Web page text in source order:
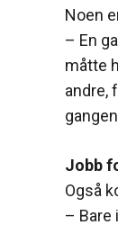
Noen
– En
måtte
andre,
Jobb
Også
– Bare